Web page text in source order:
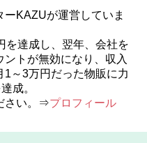
KAZUが運営していま
を達成し、翌年、会社を
トが無効になり、収入
～3万円だった物販に力
成。
さい。⇒プロフィール